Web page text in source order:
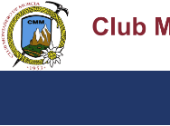
Saltar
al
contenido